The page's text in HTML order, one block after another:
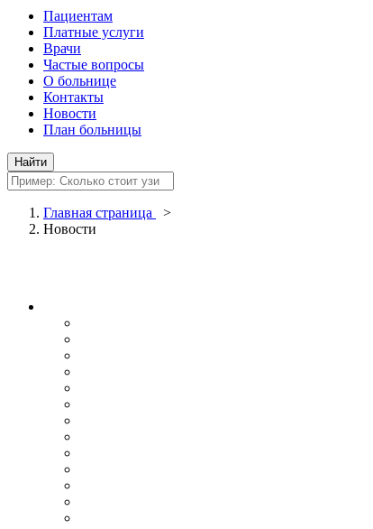
Пациентам
Платные услуги
Врачи
Частые вопросы
О больнице
Контакты
Новости
План больницы
Главная страница
>
Новости